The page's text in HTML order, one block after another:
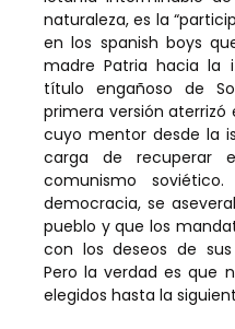
naturaleza, es la
en los spanish boys
madre Patria hacia la
título engañoso de
primera versión aterrizó
cuyo mentor desde la
carga de recuperar
comunismo
democracia, se
pueblo y que los
con los deseos de
Pero la verdad es que
elegidos hasta la